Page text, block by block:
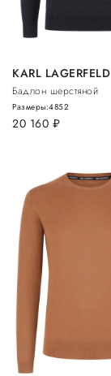
KARL LAGERFELD
Бадлон шерстяной
20 160 руб.
Размеры:4852